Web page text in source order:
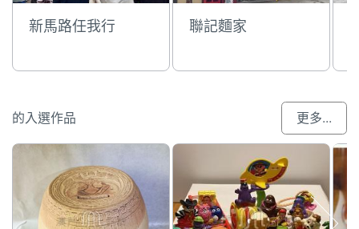
新馬路任我行 聯記麵家
的入選作品 更多...